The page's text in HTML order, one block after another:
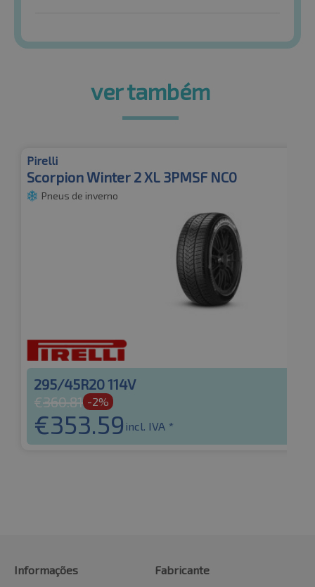
ver também
Pirelli
Scorpion Winter 2 XL 3PMSF NC0
Pneus de inverno
295/45R20 114V
€360.81 -2%
€353.59 incl. IVA *
Informações
Fabricante